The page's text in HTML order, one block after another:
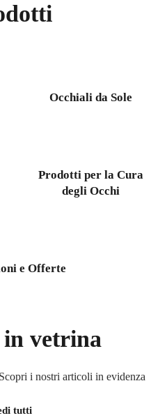
Occhiali da Sole
Prodotti per la Cura
degli Occhi
e Offerte
vetrina
i nostri articoli in evidenza
tutti